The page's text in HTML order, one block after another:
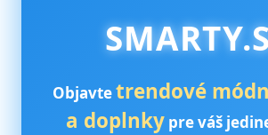
Objavtetrendové
a doplnkypre váš